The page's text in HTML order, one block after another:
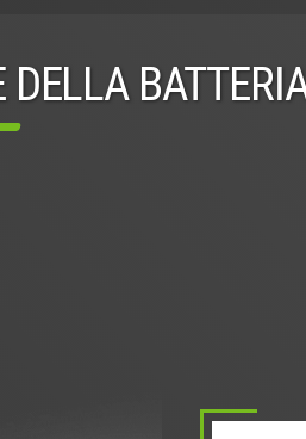
DELLA